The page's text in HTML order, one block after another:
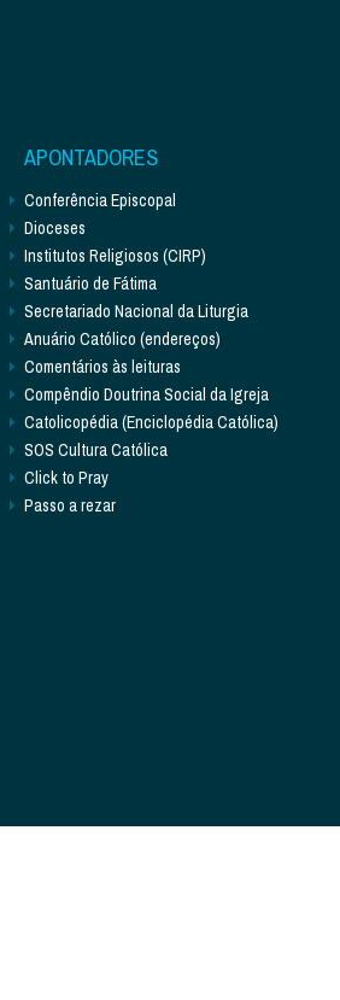
APONTADORES
Conferência Episcopal
Dioceses
Institutos Religiosos (CIRP)
Santuário de Fátima
Secretariado Nacional da Liturgia
Anuário Católico (endereços)
Comentários às leituras
Compêndio Doutrina Social da Igreja
Catolicopédia (Enciclopédia Católica)
SOS Cultura Católica
Click to Pray
Passo a rezar